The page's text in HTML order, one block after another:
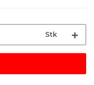
Stk